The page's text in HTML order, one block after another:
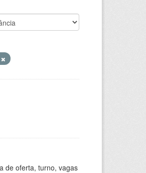
de oferta, turno, vagas